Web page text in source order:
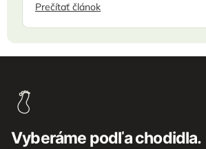
Prečítať článok
Vyberáme podľa chodidla.